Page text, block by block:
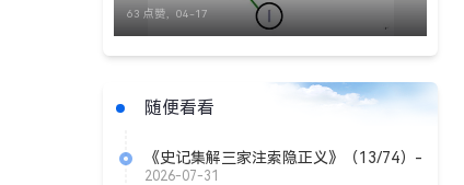
63 点赞， 04-17
随便看看
《史记集解三家注索隐正义》（13/74）-
南北朝-裴骃
2026-07-31